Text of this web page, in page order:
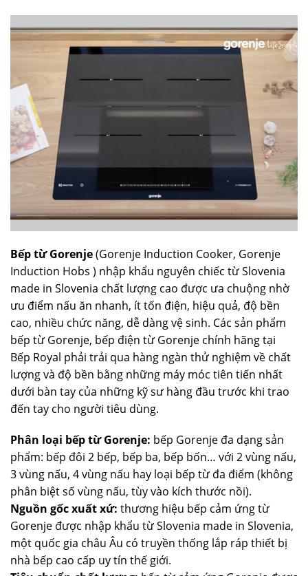
Bếp từ Gorenje(Gorenje Induction Cooker, Gorenje
Induction Hobs ) nhập khẩu nguyên chiếc từ Slovenia
made in Slovenia chất lượng cao được ưa chuộng nhờ
ưu điểm nấu ăn nhanh, ít tốn điện, hiệu quả, độ bền
cao, nhiều chức năng, dễ dàng vệ sinh. Các sản phẩm
bếp từ Gorenje, bếp điện từ Gorenje chính hãng tại
Bếp Royal phải trải qua hàng ngàn thử nghiệm về chất
lượng và độ bền bằng những máy móc tiên tiến nhất
dưới bàn tay của những kỹ sư hàng đầu trước khi trao
đến tay cho người tiêu dùng.
Phân loại bếp từ Gorenje: bếp Gorenje đa dạng sản
phẩm: bếp đôi 2 bếp, bếp ba, bếp bốn… với 2 vùng nấu,
3 vùng nấu, 4 vùng nấu hay loại bếp từ đa điểm (không
phân biệt số vùng nấu, tùy vào kích thước nồi).
Nguồn gốc xuất xứ: thương hiệu bếp cảm ứng từ
Gorenje được nhập khẩu từ Slovenia made in Slovenia,
một quốc gia châu Âu có truyền thống lắp ráp thiết bị
nhà bếp cao cấp uy tín thế giới.